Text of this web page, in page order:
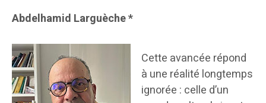
Abdelhamid Larguèche *
Cette avancée répond
à une réalité longtemps
ignorée : celle d’un